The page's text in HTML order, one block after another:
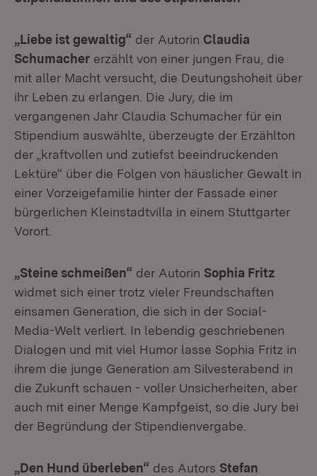
„Liebe ist gewaltig“ der Autorin Claudia
Schumacher erzählt von einer jungen Frau, die
mit aller Macht versucht, die Deutungshoheit über
ihr Leben zu erlangen. Die Jury, die im
vergangenen Jahr Claudia Schumacher für ein
Stipendium auswählte, überzeugte der Erzählton
der „kraftvollen und zutiefst beeindruckenden
Lektüre“ über die Folgen von häuslicher Gewalt in
einer Vorzeigefamilie hinter der Fassade einer
bürgerlichen Kleinstadtvilla in einem Stuttgarter
Vorort.
„Steine schmeißen“ der Autorin Sophia Fritz
widmet sich einer trotz vieler Freundschaften
einsamen Generation, die sich in der Social-
Media-Welt verliert. In lebendig geschriebenen
Dialogen und mit viel Humor lasse Sophia Fritz in
ihrem die junge Generation am Silvesterabend in
die Zukunft schauen - voller Unsicherheiten, aber
auch mit einer Menge Kampfgeist, so die Jury bei
der Begründung der Stipendienvergabe.
„Den Hund überleben“ des Autors Stefan